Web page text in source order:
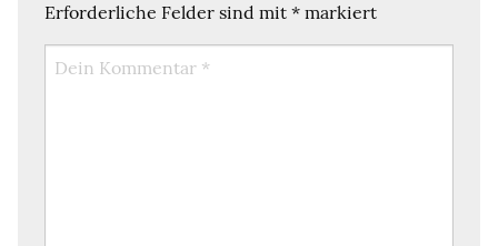
Erforderliche Felder sind mit * markiert